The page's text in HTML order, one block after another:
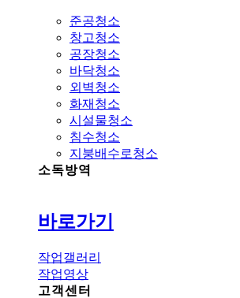
준공청소
창고청소
공장청소
바닥청소
외벽청소
화재청소
시설물청소
침수청소
지붕배수로청소
소독방역
바로가기
작업갤러리
작업영상
고객센터